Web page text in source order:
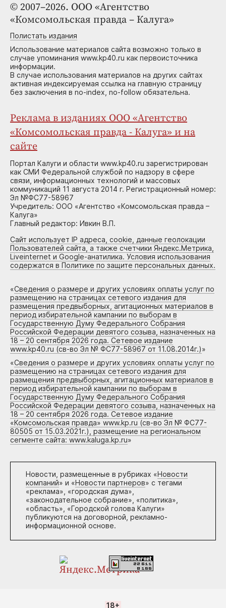
© 2007–2026. ООО «Агентство
«Комсомольская правда – Калуга»
Полистать издания
Использование материалов сайта возможно только в
случае упоминания www.kp40.ru как первоисточника
информации.
В случае использования материалов на других сайтах
активная индексируемая ссылка на главную страницу
без заключения в no-index, no-follow обязательна.
Реклама в изданиях ООО «Агентство
«Комсомольская правда - Калуга» и на
сайте
Портал Калуги и области www.kp40.ru зарегистрирован
как СМИ Федеральной службой по надзору в сфере
связи, информационных технологий и массовых
коммуникаций 11 августа 2014 г. Регистрационный номер:
Эл №ФС77-58967
Учредитель: ООО «Агентство «Комсомольская правда –
Калуга»
Главный редактор: Ивкин В.П.
Сайт использует IP адреса, cookie, данные геолокации
Пользователей сайта, а также счетчики Яндекс.Метрика,
Liveinternet и Google-анатилика. Условия использования
содержатся в Политике по защите персональных данных.
«Сведения о размере и других условиях оплаты услуг по
размещению на страницах сетевого издания для
размещения предвыборных, агитационных материалов в
период избирательной кампании по выборам в
Государственную Думу Федерального Собрания
Российской Федерации девятого созыва, назначенных на
18 – 20 сентября 2026 года. Сетевое издание
www.kp40.ru (св-во Эл № ФС77-58967 от 11.08.2014г.)»
«Сведения о размере и других условиях оплаты услуг по
размещению на страницах сетевого издания для
размещения предвыборных, агитационных материалов в
период избирательной кампании по выборам в
Государственную Думу Федерального Собрания
Российской Федерации девятого созыва, назначенных на
18 – 20 сентября 2026 года. Сетевое издание
«Комсомольская правда» www.kp.ru (св-во Эл № ФС77-
80505 от 15.03.2021г.), размещение на региональном
сегменте сайта: www.kaluga.kp.ru»
Новости, размещенные в рубриках «Новости
компаний» и «Новости партнеров» с тегами
«реклама», «городская дума»,
«законодательное собрание», «политика»,
«область», «Городской голова Калуги»
публикуются на договорной, рекламно-
информационной основе.
18+